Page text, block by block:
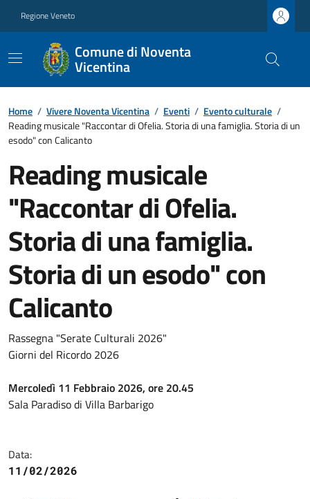
Regione Veneto
Comune di Noventa
Vicentina
Home / Vivere Noventa Vicentina / Eventi / Evento culturale /
Reading musicale "Raccontar di Ofelia. Storia di una famiglia. Storia di un
esodo" con Calicanto
Reading musicale
"Raccontar di Ofelia.
Storia di una famiglia.
Storia di un esodo" con
Calicanto
Rassegna "Serate Culturali 2026"
Giorni del Ricordo 2026
Mercoledì 11 Febbraio 2026, ore 20.45
Sala Paradiso di Villa Barbarigo
Data:
11/02/2026